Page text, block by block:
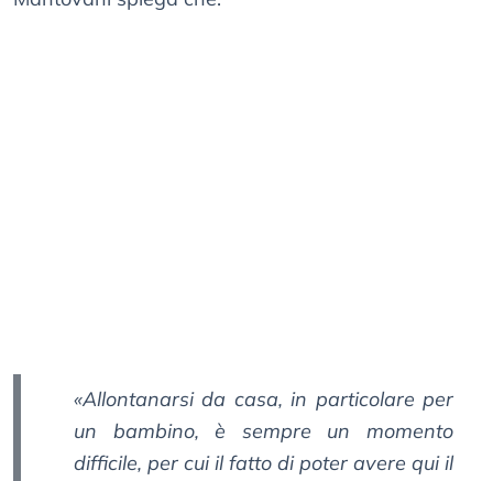
«Allontanarsi da casa, in particolare per
un bambino, è sempre un momento
difficile, per cui il fatto di poter avere qui il